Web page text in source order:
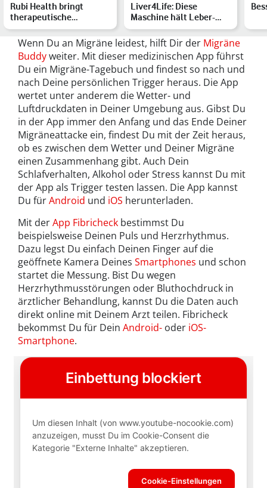
Rubi Health bringt
therapeutische
Sprechstunden per
Videochat auf…
Liver4Life: Diese
Maschine hält Leber-
Transplantate eine
Woche la…
Wenn Du an Migräne leidest, hilft Dir der Migräne
Buddyweiter. Mit dieser medizinischen App führst
Du ein Migräne-Tagebuch und findest so nach und
nach Deine persönlichen Trigger heraus. Die App
wertet unter anderem die Wetter- und
Luftdruckdaten in Deiner Umgebung aus. Gibst Du
in der App immer den Anfang und das Ende Deiner
Migräneattacke ein, findest Du mit der Zeit heraus,
ob es zwischen dem Wetter und Deiner Migräne
einen Zusammenhang gibt. Auch Dein
Schlafverhalten, Alkohol oder Stress kannst Du mit
der App als Trigger testen lassen. Die App kannst
Du fürAndroid und iOS herunterladen.
Mit derApp Fibricheck bestimmst Du
beispielsweise Deinen Puls und Herzrhythmus.
Dazu legst Du einfach Deinen Finger auf die
geöffnete Kamera Deines Smartphones und schon
startet die Messung. Bist Du wegen
Herzrhythmusstörungen oder Bluthochdruck in
ärztlicher Behandlung, kannst Du die Daten auch
direkt online mit Deinem Arzt teilen. Fibricheck
bekommst Du für Dein Android- oder iOS-
Smartphone.